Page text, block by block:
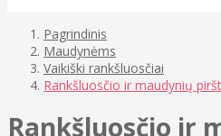
Pagrindinis
Maudynėms
Vaikiški rankšluosčiai
Rankšluosčio ir maudynių
Rankšluosčio ir